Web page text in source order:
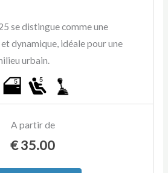
se distingue comme une
dynamique, idéale pour une
urbain.
A partir de
€35.00